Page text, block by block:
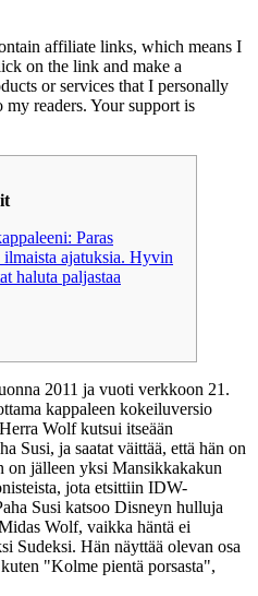
affiliate links, which means I
on the link and make a
or services that I personally
readers. Your support is
Paras
ajatuksia. Hyvin
haluta paljastaa
2011 ja vuoti verkkoon 21.
kappaleen kokeiluversio
Wolf kutsui itseään
Susi, ja saatat väittää, että hän on
on jälleen yksi Mansikkakakun
jota etsittiin IDW-
Susi katsoo Disneyn hulluja
Wolf, vaikka häntä ei
Sudeksi. Hän näyttää olevan osa
"Kolme pientä porsasta",